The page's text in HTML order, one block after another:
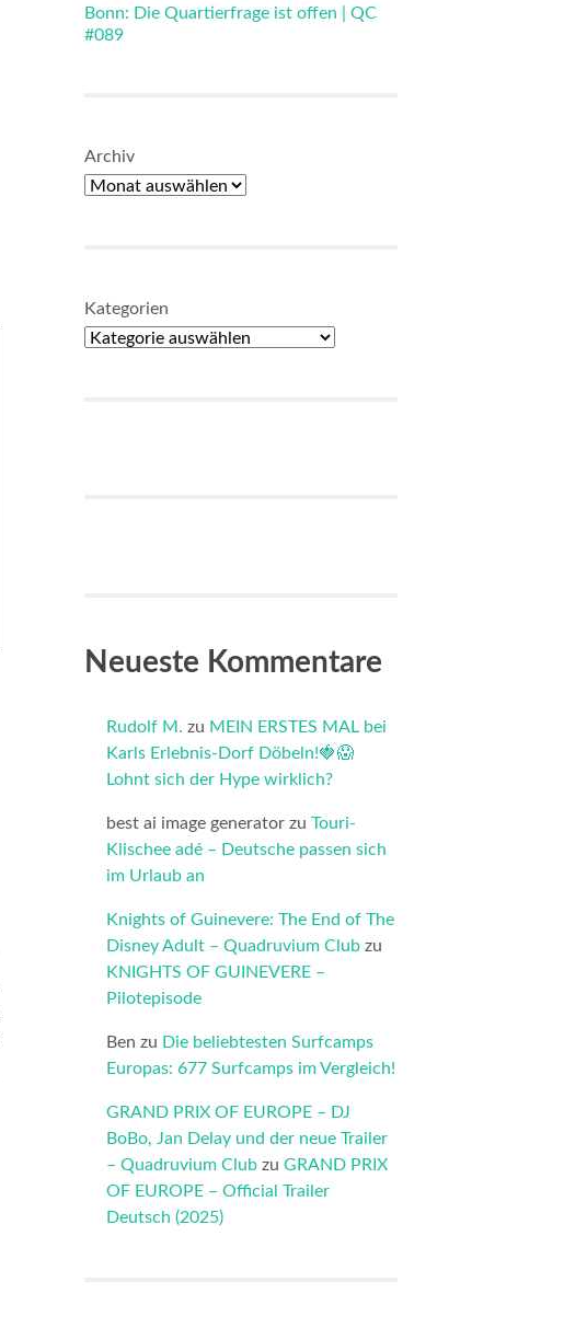
Bonn: Die Quartierfrage ist offen | QC
#089
Archiv
Kategorien
Neueste Kommentare
Rudolf M. zu MEIN ERSTES MAL bei
Karls Erlebnis-Dorf Döbeln!🍓😱
Lohnt sich der Hype wirklich?
best ai image generator zu Touri-
Klischee adé – Deutsche passen sich
im Urlaub an
Knights of Guinevere: The End of The
Disney Adult – Quadruvium Club zu
KNIGHTS OF GUINEVERE –
Pilotepisode
Ben zu Die beliebtesten Surfcamps
Europas: 677 Surfcamps im Vergleich!
GRAND PRIX OF EUROPE – DJ
BoBo, Jan Delay und der neue Trailer
– Quadruvium Club zu GRAND PRIX
OF EUROPE – Official Trailer
Deutsch (2025)